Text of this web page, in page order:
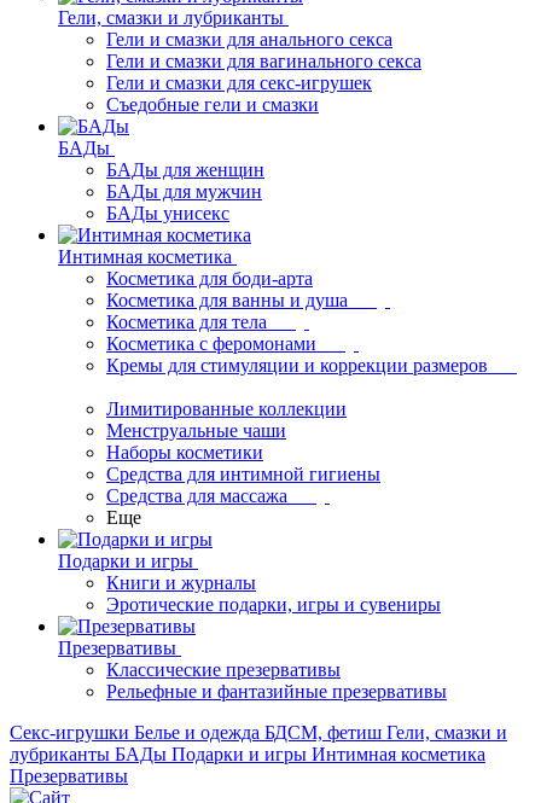
Гели, смазки и лубриканты
Гели и смазки для анального секса
Гели и смазки для вагинального секса
Гели и смазки для секс-игрушек
Съедобные гели и смазки
БАДы
БАДы для женщин
БАДы для мужчин
БАДы унисекс
Интимная косметика
Косметика для боди-арта
Косметика для ванны и душа
Косметика для тела
Косметика с феромонами
Кремы для стимуляции и коррекции размеров
Лимитированные коллекции
Менструальные чаши
Наборы косметики
Средства для интимной гигиены
Средства для массажа
Еще
Подарки и игры
Книги и журналы
Эротические подарки, игры и сувениры
Презервативы
Классические презервативы
Рельефные и фантазийные презервативы
Секс-игрушки Белье и одежда БДСМ, фетиш Гели, смазки и
лубриканты БАДы Подарки и игры Интимная косметика
Презервативы